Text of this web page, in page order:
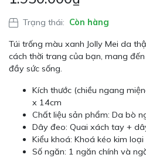
Trạng thái: Còn hàng
Túi trống màu xanh Jolly Mei da
cách thời trang của bạn, mang
đầy sức sống.
Kích thước (chiều ngang
x 14cm
Chất liệu sản phẩm: Da bò
Dây đeo: Quai xách tay +
Kiểu khoá: Khoá kéo kim loại
Số ngăn: 1 ngăn chính và